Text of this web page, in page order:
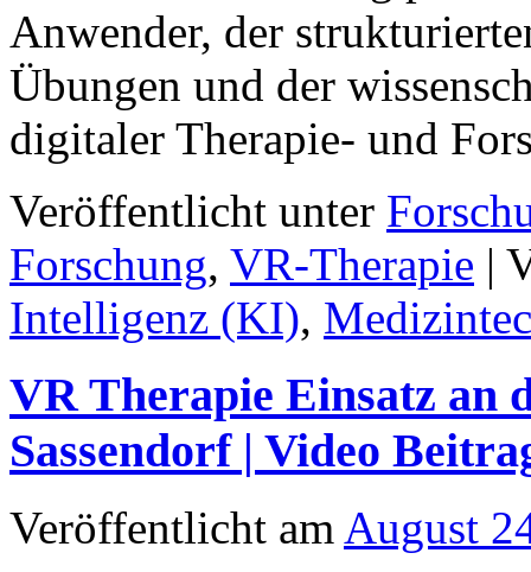
Anwender, der
Übungen und der
digitaler Therapie- und
Veröffentlicht unter
Forschung, VR-Therapie |
Intelligenz (KI),
VR Therapie Einsatz an
Sassendorf | Video
Veröffentlicht am August